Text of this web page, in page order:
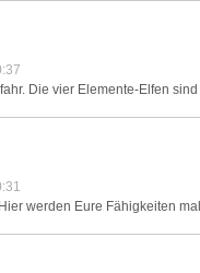
Die vier Elemente-Elfen
werden Eure Fähigkeiten